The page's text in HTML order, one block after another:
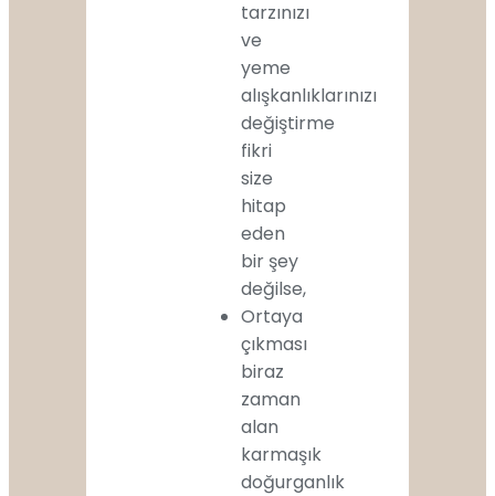
tarzınızı
ve
yeme
alışkanlıklarınızı
değiştirme
fikri
size
hitap
eden
bir şey
değilse,
Ortaya
çıkması
biraz
zaman
alan
karmaşık
doğurganlık